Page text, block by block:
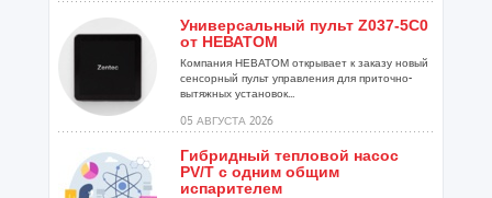
Универсальный пульт Z037-5C0
от НЕВАТОМ
Компания НЕВАТОМ открывает к заказу новый
сенсорный пульт управления для приточно-
вытяжных установок...
05 АВГУСТА 2026
Гибридный тепловой насос
PV/T с одним общим
испарителем